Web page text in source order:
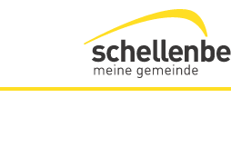
Gemeinde Schellenberg Startseite